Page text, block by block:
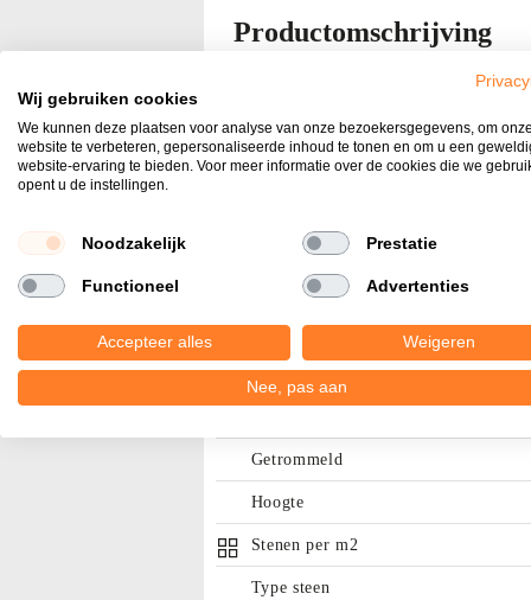
het
de
afbeeldingen-
Productomschrijving
Vulzand in 1 m3 bigbag.
Gewicht
Aanbieding
Kleur
Getrommeld
Hoogte
Stenen per m2
Type steen
Wij gebruiken cookies
We kunnen deze plaatsen voor analyse van onze bezoekersgegevens, om onze
website te verbeteren, gepersonaliseerde inhoud te tonen en om u een
website-ervaring te bieden. Voor meer informatie over de cookies die we
opent u de instellingen.
Noodzakelijk Prestatie
Functioneel Advertenties
Accepteer alles Weigeren
Nee, pas aan